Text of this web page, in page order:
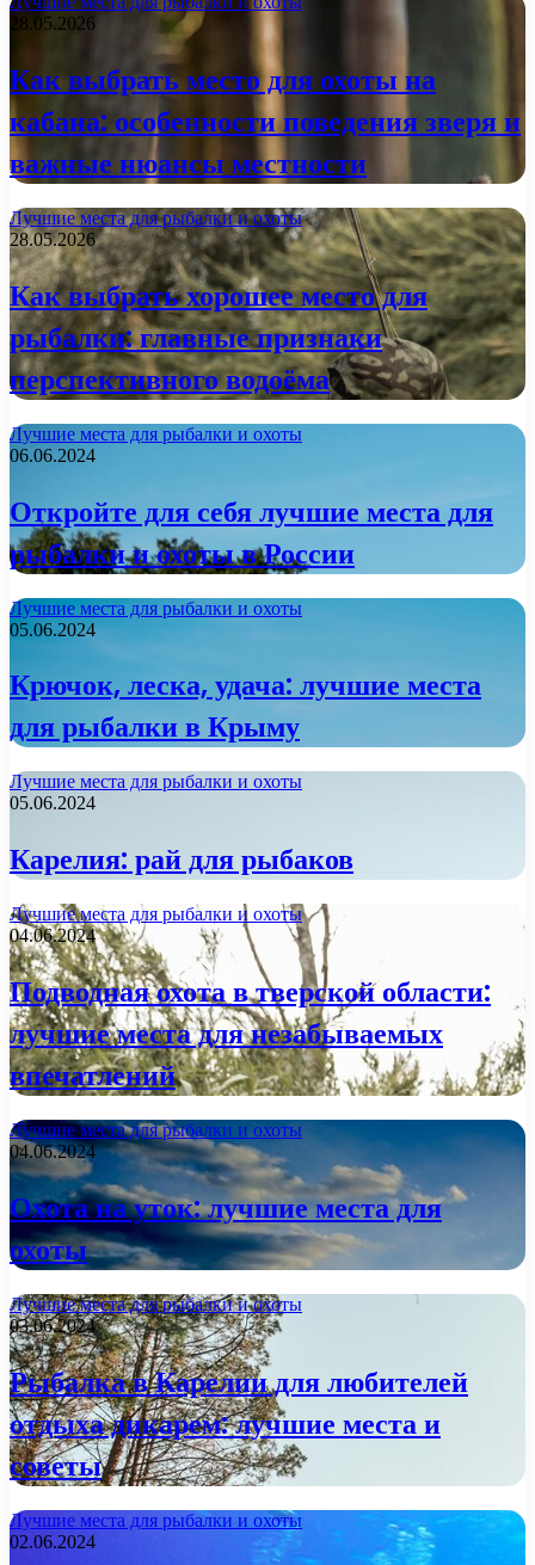
28.05.2026
Как выбрать место для охоты на
кабана: особенности поведения зверя и
важные нюансы местности
Лучшие места для рыбалки и охоты
28.05.2026
Как выбрать хорошее место для
рыбалки: главные признаки
перспективного водоёма
Лучшие места для рыбалки и охоты
06.06.2024
Откройте для себя лучшие места для
рыбалки и охоты в России
Лучшие места для рыбалки и охоты
05.06.2024
Крючок, леска, удача: лучшие места
для рыбалки в Крыму
Лучшие места для рыбалки и охоты
05.06.2024
Карелия: рай для рыбаков
Лучшие места для рыбалки и охоты
04.06.2024
Подводная охота в тверской области:
лучшие места для незабываемых
впечатлений
Лучшие места для рыбалки и охоты
04.06.2024
Охота на уток: лучшие места для
охоты
Лучшие места для рыбалки и охоты
03.06.2024
Рыбалка в Карелии для любителей
отдыха дикарем: лучшие места и
советы
Лучшие места для рыбалки и охоты
02.06.2024